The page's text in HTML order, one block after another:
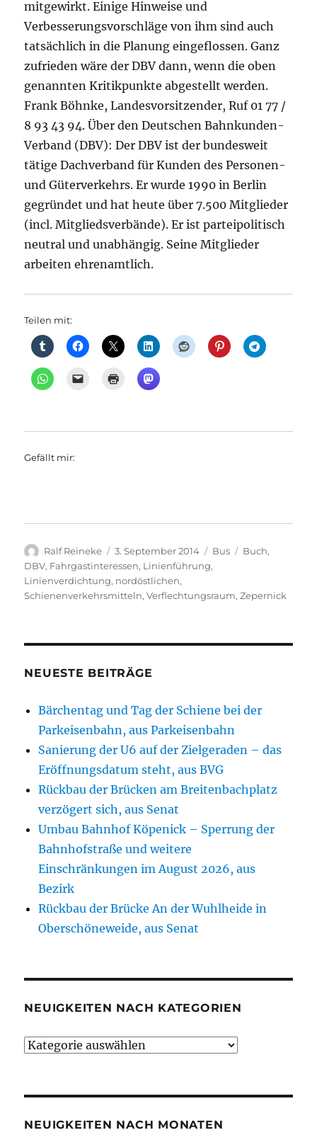
mitgewirkt. Einige Hinweise und
Verbesserungsvorschläge von ihm sind auch
tatsächlich in die Planung eingeflossen. Ganz
zufrieden wäre der DBV dann, wenn die oben
genannten Kritikpunkte abgestellt werden.
Frank Böhnke, Landesvorsitzender, Ruf 01 77 /
8 93 43 94. Über den Deutschen Bahnkunden-
Verband (DBV): Der DBV ist der bundesweit
tätige Dachverband für Kunden des Personen-
und Güterverkehrs. Er wurde 1990 in Berlin
gegründet und hat heute über 7.500 Mitglieder
(incl. Mitgliedsverbände). Er ist parteipolitisch
neutral und unabhängig. Seine Mitglieder
arbeiten ehrenamtlich.
Teilen mit:
Gefällt mir:
Autor
Ralf Reineke
Veröffentlicht
am
3. September 2014 Kategorien
Bus Schlagwörter
Buch,
DBV, Fahrgastinteressen, Linienführung,
Linienverdichtung, nordöstlichen,
Schienenverkehrsmitteln,Verflechtungsraum,Zepernick
NEUESTE BEITRÄGE
Bärchentag und Tag der Schiene bei der
Parkeisenbahn, aus Parkeisenbahn
Sanierung der U6 auf der Zielgeraden – das
Eröffnungsdatum steht, aus BVG
Rückbau der Brücken am Breitenbachplatz
verzögert sich, aus Senat
Umbau Bahnhof Köpenick – Sperrung der
Bahnhofstraße und weitere
Einschränkungen im August 2026, aus
Bezirk
Rückbau der Brücke An der Wuhlheide in
Oberschöneweide, aus Senat
NEUIGKEITEN NACH KATEGORIEN
Neuigkeiten
NEUIGKEITEN NACH MONATEN